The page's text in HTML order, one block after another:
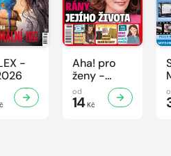
-
Aha! pro
ženy -
32/2026
od
14Kč